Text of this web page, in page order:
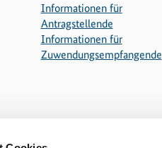
Informationen für
Antragstellende
Informationen für
Zuwendungsempfangende